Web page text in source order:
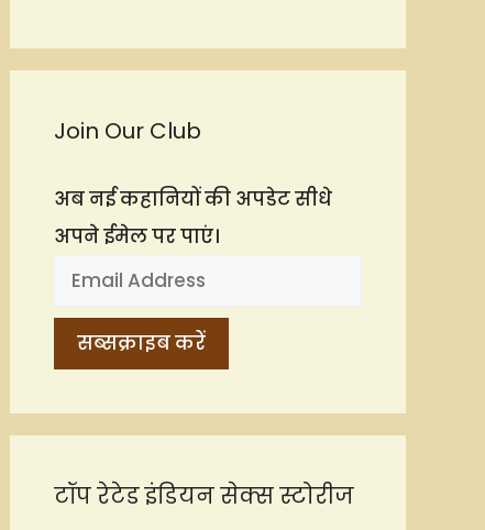
Join Our Club
अब नई कहानियों की अपडेट सीधे
अपने ईमेल पर पाएं।
टॉप रेटेड इंडियन सेक्स स्टोरीज